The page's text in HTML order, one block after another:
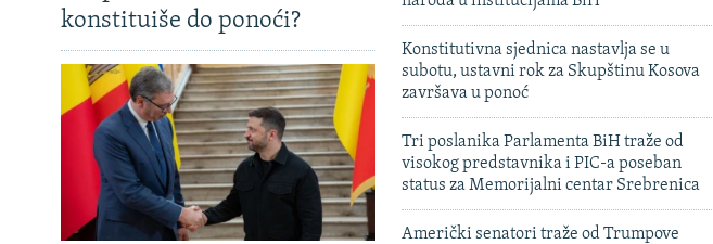
konstituiše do ponoći?
Konstitutivna sjednica nastavlja se u
subotu, ustavni rok za Skupštinu Kosova
završava u ponoć
Tri poslanika Parlamenta BiH traže od
visokog predstavnika i PIC-a poseban
status za Memorijalni centar Srebrenica
Američki senatori traže od Trumpove